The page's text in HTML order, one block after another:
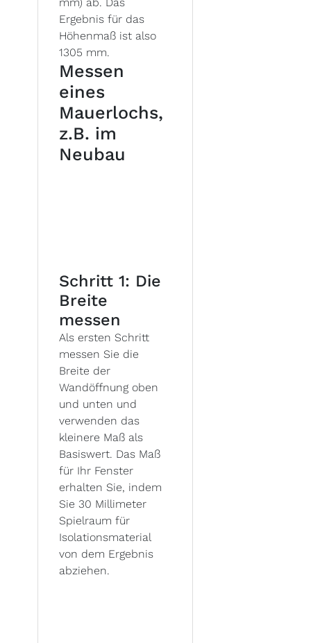
Ergebnis für das
Höhenmaß ist also
1305 mm.
Messen
eines
Mauerlochs,
z.B. im
Neubau
Schritt 1: Die
Breite
messen
Als ersten Schritt
messen Sie die
Breite der
Wandöffnung oben
und unten und
verwenden das
kleinere Maß als
Basiswert. Das Maß
für Ihr Fenster
erhalten Sie, indem
Sie 30 Millimeter
Spielraum für
Isolationsmaterial
von dem Ergebnis
abziehen.